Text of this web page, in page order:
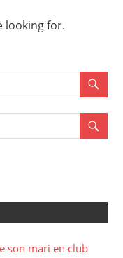
looking for.
son mari en club